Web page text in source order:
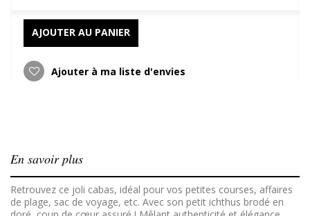
AJOUTER AU PANIER
Ajouter à ma liste d'envies
En savoir plus
Retrouvez ce joli cabas, idéal pour vos petites courses, affaires
de plage, sac de voyage, etc. Avec son petit ichthus brodé en